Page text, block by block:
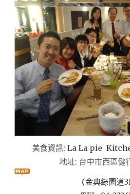
美食資訊: La La pie
地址: 台中市西區健
(金典綠園道